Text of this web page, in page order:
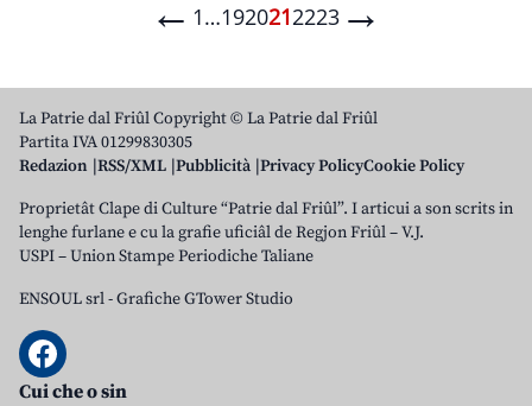
← 1…1920212223 →
La Patrie dal Friûl Copyright © La Patrie dal Friûl
Partita IVA 01299830305
Redazion RSS/XML Pubblicità Privacy PolicyCookie Policy
Proprietât Clape di Culture “Patrie dal Friûl”. I articui a son scrits in
lenghe furlane e cu la grafie uficiâl de Regjon Friûl – V.J.
USPI – Union Stampe Periodiche Taliane
ENSOUL srl-Grafiche GTower Studio
Cui che o sin